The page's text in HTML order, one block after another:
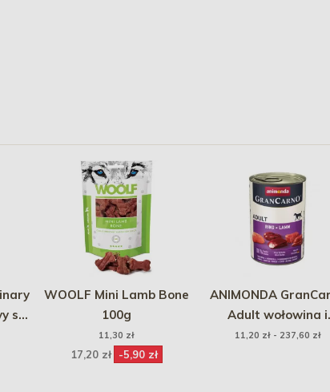
sos
WOOLF Mini Lamb Bone
100g
11,30 zł
17,20 zł -5,90 zł
ANIMONDA
Adult wołowina i
jagnięcina 400g
11,20 zł - 237,60 zł